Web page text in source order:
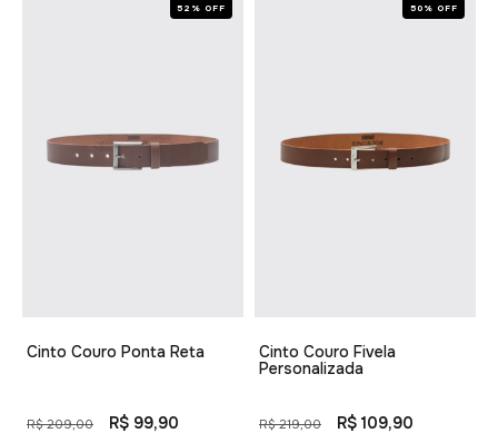
52% OFF
Cinto Couro Ponta Reta
R$ 209,00 R$ 99,90
50% OFF
Cinto Couro Fivela
Personalizada
R$ 219,00 R$ 109,90